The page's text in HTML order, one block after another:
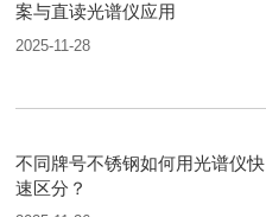
案与直读光谱仪应用
2025-11-28
不同牌号不锈钢如何用光谱仪快
速区分？